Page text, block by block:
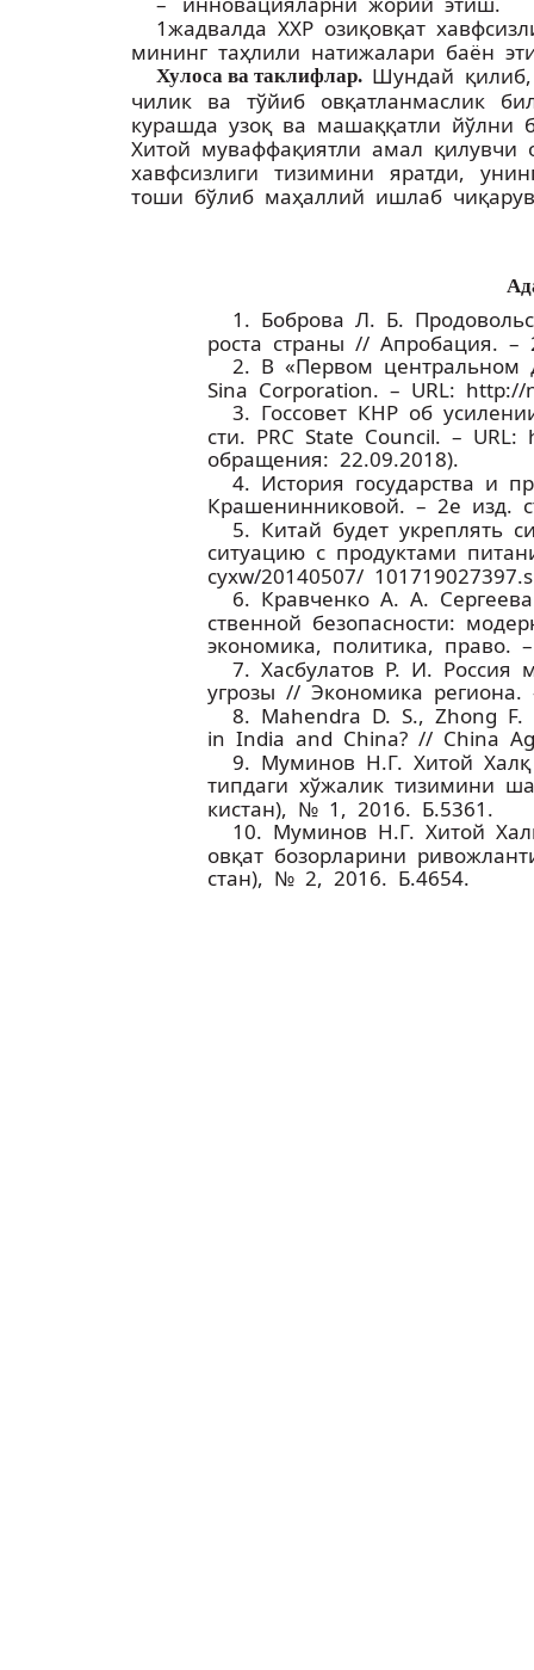
1­жадвалда ХХР озиқ­овқат
мининг таҳлили натижалари баён
Хулоса ва таклифлар.Шундай қилиб,
чилик ва тўйиб овқатланмаслик
курашда узоқ ва машаққатли йўлни
Хитой муваффақиятли амал қилувчи
хавфсизлиги тизимини яратди,
тоши бўлиб маҳаллий ишлаб
1. Боброва Л. Б.
роста страны // Апробация.
2. В «Первом центральном
Sina Corporation. – URL:
3. Госсовет КНР об
сти. PRC State Council. –
обращения: 22.09.2018).
4. История государства и
Крашенинниковой. – 2­е
5. Китай будет укреплять
ситуацию с продуктами
cyxw/20140507/
6. Кравченко А. А.
ственной безопасности:
экономика, политика,
7. Хасбулатов Р. И. Россия
угрозы // Экономика
8. Mahendra D. S., Zhong
in India and China? // China
9. Муминов Н.Г. Хитой Халқ
типдаги хўжалик тизимини
кистан), № 1, 2016. Б.53­61.
10. Муминов Н.Г. Хитой
овқат бозорларини
стан), № 2, 2016. Б.46­54.